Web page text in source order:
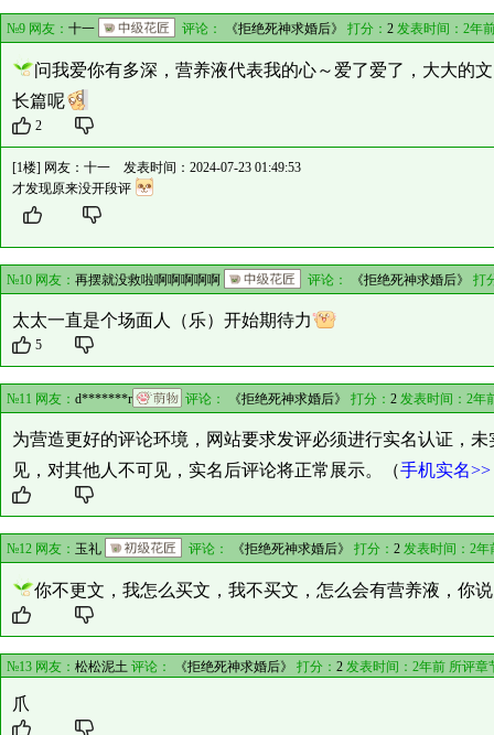
№9 网友： 十一 评论： 《拒绝死神求婚后》 打分： 2发表时间：2年
问我爱你有多深，营养液代表我的心～爱了爱了，大大的
长篇呢
2
[1楼] 网友： 十一 发表时间：2024-07-23 01:49:53
才发现原来没开段评
№10 网友： 再摆就没救啦啊啊啊啊啊 评论： 《拒绝死神求婚后》 打
太太一直是个场面人（乐）开始期待力
5
№11 网友： d*******r 评论： 《拒绝死神求婚后》 打分： 2 发表时间：2年
为营造更好的评论环境，网站要求发评必须进行实名认证，
见，对其他人不可见，实名后评论将正常展示。（手机实名>>
№12 网友： 玉礼 评论： 《拒绝死神求婚后》 打分： 2发表时间：2年
你不更文，我怎么买文，我不买文，怎么会有营养液，你
№13 网友： 松松泥土 评论： 《拒绝死神求婚后》 打分： 2 发表时间：2年前 所评章
爪